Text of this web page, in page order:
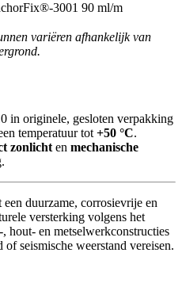
3001 90 ml/m
variëren afhankelijk van
originele, gesloten verpakking
temperatuur tot +50 °C.
zonlicht en mechanische
een duurzame, corrosievrije en
versterking volgens het
hout- en metselwerkconstructies
seismische weerstand vereisen.